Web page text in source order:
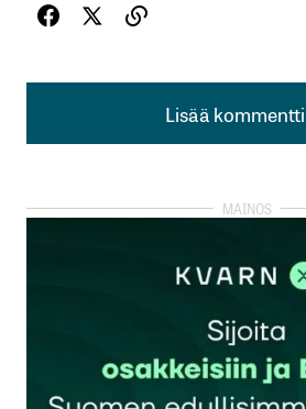
Lisää kommentti
Lisää kommentti
rekisteröityä